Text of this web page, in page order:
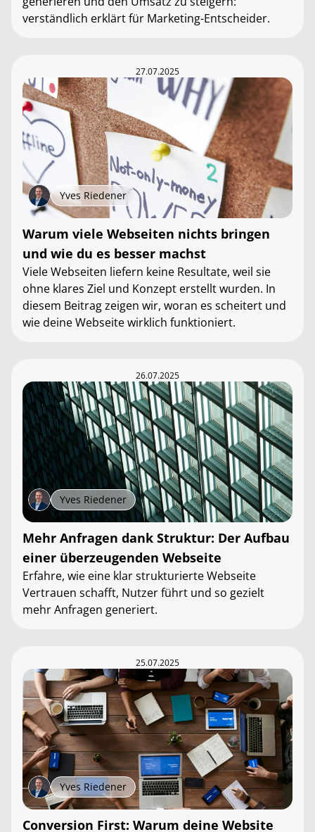
verständlich erklärt für Marketing-Entscheider.
27.07.2025
Yves Riedener
Warum viele Webseiten nichts bringen
und wie du es besser machst
Viele Webseiten liefern keine Resultate, weil sie
ohne klares Ziel und Konzept erstellt wurden. In
diesem Beitrag zeigen wir, woran es scheitert und
wie deine Webseite wirklich funktioniert.
26.07.2025
Yves Riedener
Mehr Anfragen dank Struktur: Der Aufbau
einer überzeugenden Webseite
Erfahre, wie eine klar strukturierte Webseite
Vertrauen schafft, Nutzer führt und so gezielt
mehr Anfragen generiert.
25.07.2025
Yves Riedener
Conversion First: Warum deine Website